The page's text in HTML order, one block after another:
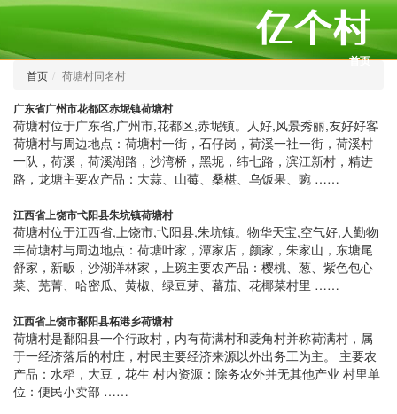
首页
首页 荷塘村同名村
广东省广州市花都区赤坭镇荷塘村
荷塘村位于广东省,广州市,花都区,赤坭镇。人好,风景秀丽,友好好客
荷塘村与周边地点：荷塘村一街，石仔岗，荷溪一社一街，荷溪村
一队，荷溪，荷溪湖路，沙湾桥，黑坭，纬七路，滨江新村，精进
路，龙塘主要农产品：大蒜、山莓、桑椹、乌饭果、豌 ……
江西省上饶市弋阳县朱坑镇荷塘村
荷塘村位于江西省,上饶市,弋阳县,朱坑镇。物华天宝,空气好,人勤物
丰荷塘村与周边地点：荷塘叶家，潭家店，颜家，朱家山，东塘尾
舒家，新畈，沙湖洋林家，上琬主要农产品：樱桃、葱、紫色包心
菜、芜菁、哈密瓜、黄椒、绿豆芽、蕃茄、花椰菜村里 ……
江西省上饶市鄱阳县柘港乡荷塘村
荷塘村是鄱阳县一个行政村，内有荷满村和菱角村并称荷满村，属
于一经济落后的村庄，村民主要经济来源以外出务工为主。 主要农
产品：水稻，大豆，花生 村内资源：除务农外并无其他产业 村里单
位：便民小卖部 ……